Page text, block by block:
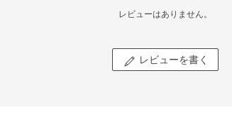
レビューはありません。
レビューを書く